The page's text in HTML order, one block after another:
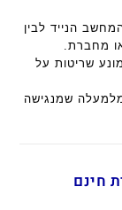
הנייד לבין
מחברת.
שריטות על
שמנגישה
הבית חינם